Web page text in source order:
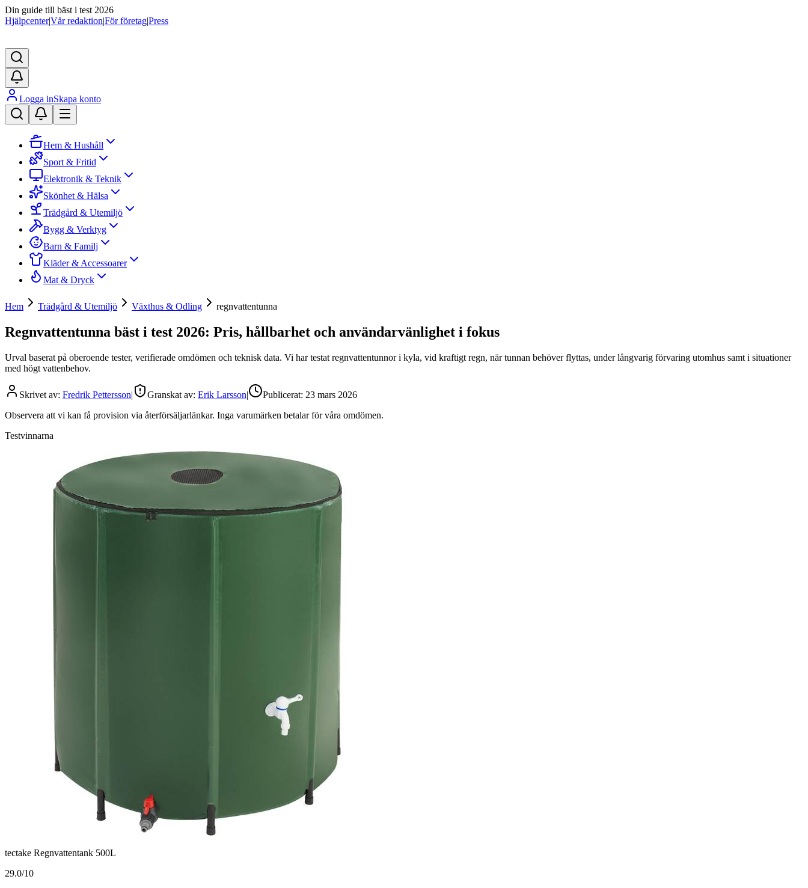
Din guide till bäst i test 2026
Hjälpcenter|Vår redaktion|För företag|Press
Logga inSkapa konto
Hem & Hushåll
Sport & Fritid
Elektronik & Teknik
Skönhet & Hälsa
Trädgård & Utemiljö
Bygg & Verktyg
Barn & Familj
Kläder & Accessoarer
Mat & Dryck
Hem Trädgård & Utemiljö Växthus & Odling regnvattentunna
Regnvattentunna bäst i test 2026: Pris, hållbarhet och användarvänlighet i fokus
Urval baserat på oberoende tester, verifierade omdömen och teknisk data. Vi har testat regnvattentunnor i kyla, vid kraftigt regn, när tunnan behöver flyttas, under långvarig förvaring utomhus samt i situationer
med högt vattenbehov.
Skrivet av: Fredrik Pettersson| Granskat av: Erik Larsson| Publicerat: 23 mars 2026
Observera att vi kan få provision via återförsäljarlänkar. Inga varumärken betalar för våra omdömen.
Testvinnarna
tectake Regnvattentank 500L
29.0/10